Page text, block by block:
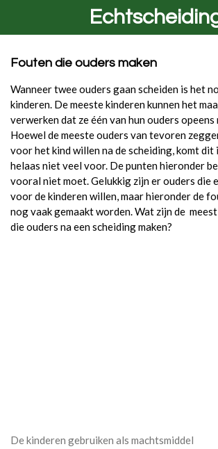
de
Fouten die ouders maken
Wanneer twee ouders gaan scheiden is het
kinderen. De meeste kinderen kunnen het
verwerken dat ze één van hun ouders opeens
Hoewel de meeste ouders van tevoren
voor het kind willen na de scheiding, komt dit
helaas niet veel voor. De punten hieronder
vooral niet moet. Gelukkig zijn er ouders die
voor de kinderen willen, maar hieronder de
nog vaak gemaakt worden. Wat zijn de
die ouders na een scheiding maken?
De kinderen gebruiken als machtsmiddel